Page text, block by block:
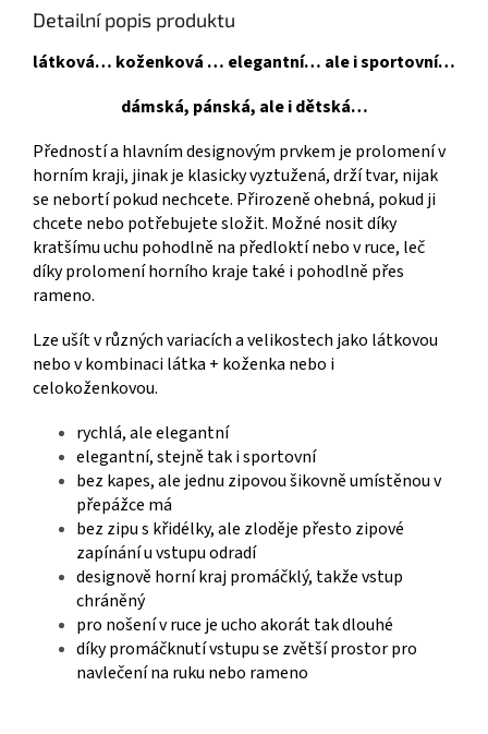
Detailní popis produktu
látková… koženková … elegantní… ale i sportovní…
dámská, pánská, ale i dětská…
Předností a hlavním designovým prvkem je prolomení v
horním kraji, jinak je klasicky vyztužená, drží tvar, nijak
se nebortí pokud nechcete. Přirozeně ohebná, pokud ji
chcete nebo potřebujete složit. Možné nosit díky
kratšímu uchu pohodlně na předloktí nebo v ruce, leč
díky prolomení horního kraje také i pohodlně přes
rameno.
Lze ušít v různých variacích a velikostech jako látkovou
nebo v kombinaci látka + koženka nebo i
celokoženkovou.
rychlá, ale elegantní
elegantní, stejně tak i sportovní
bez kapes, ale jednu zipovou šikovně umístěnou v
přepážce má
bez zipu s křidélky, ale zloděje přesto zipové
zapínání u vstupu odradí
designově horní kraj promáčklý, takže vstup
chráněný
pro nošení v ruce je ucho akorát tak dlouhé
díky promáčknutí vstupu se zvětší prostor pro
navlečení na ruku nebo rameno